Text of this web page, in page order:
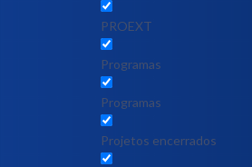
PROEXT
Programas
Programas
Projetos encerrados